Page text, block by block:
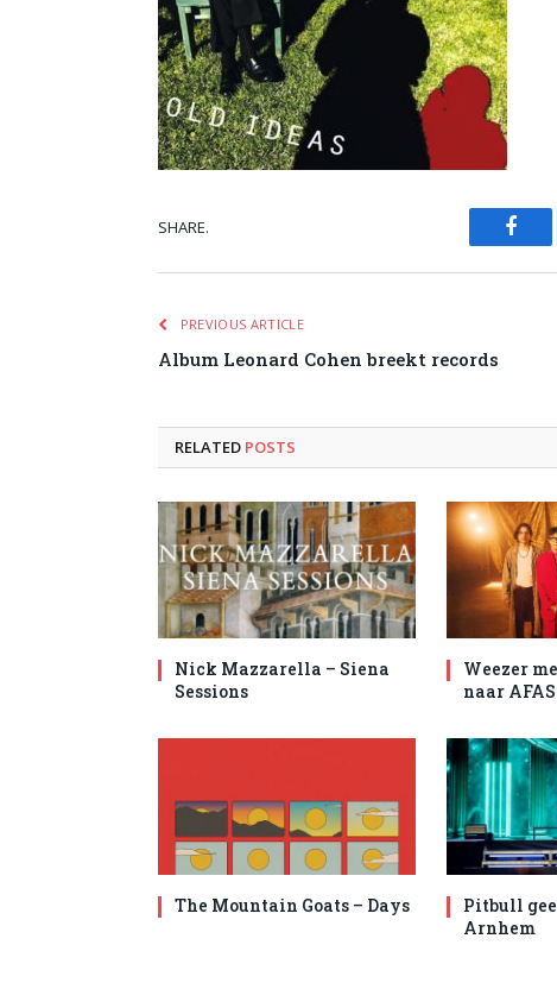
SHARE.
PREVIOUS ARTICLE
Album Leonard Cohen breekt records
RELATED POSTS
Nick Mazzarella – Siena
Sessions
Weezer
naar
The Mountain Goats – Days
Pitbull
Arnhem